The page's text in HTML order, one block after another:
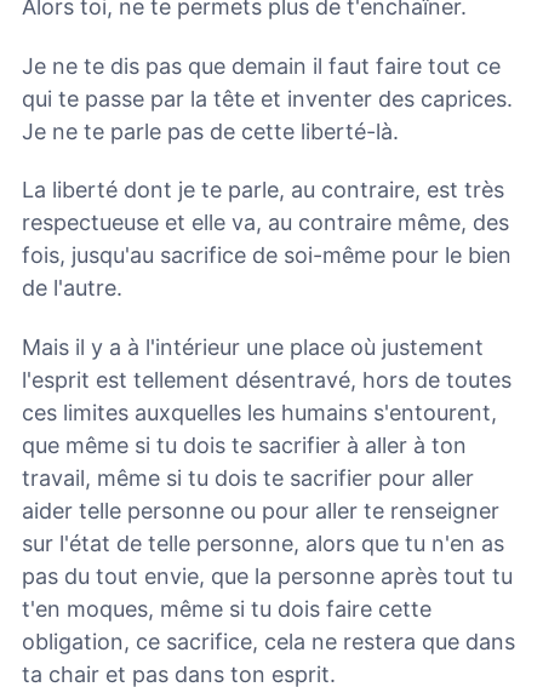
Alors toi, ne te permets plus de t'enchaîner.
Je ne te dis pas que demain il faut faire tout ce
qui te passe par la tête et inventer des caprices.
Je ne te parle pas de cette liberté-là.
La liberté dont je te parle, au contraire, est très
respectueuse et elle va, au contraire même, des
fois, jusqu'au sacrifice de soi-même pour le bien
de l'autre.
Mais il y a à l'intérieur une place où justement
l'esprit est tellement désentravé, hors de toutes
ces limites auxquelles les humains s'entourent,
que même si tu dois te sacrifier à aller à ton
travail, même si tu dois te sacrifier pour aller
aider telle personne ou pour aller te renseigner
sur l'état de telle personne, alors que tu n'en as
pas du tout envie, que la personne après tout tu
t'en moques, même si tu dois faire cette
obligation, ce sacrifice, cela ne restera que dans
ta chair et pas dans ton esprit.